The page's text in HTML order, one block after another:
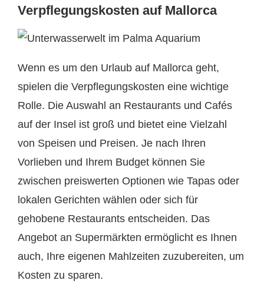
Verpflegungskosten auf Mallorca
Wenn es um den Urlaub auf Mallorca geht,
spielen die Verpflegungskosten eine wichtige
Rolle. Die Auswahl an Restaurants und Cafés
auf der Insel ist groß und bietet eine Vielzahl
von Speisen und Preisen. Je nach Ihren
Vorlieben und Ihrem Budget können Sie
zwischen preiswerten Optionen wie Tapas oder
lokalen Gerichten wählen oder sich für
gehobene Restaurants entscheiden. Das
Angebot an Supermärkten ermöglicht es Ihnen
auch, Ihre eigenen Mahlzeiten zuzubereiten, um
Kosten zu sparen.